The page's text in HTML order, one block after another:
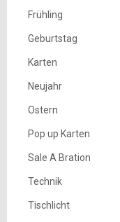
Frühling
Geburtstag
Karten
Neujahr
Ostern
Pop up Karten
Sale A Bration
Technik
Tischlicht